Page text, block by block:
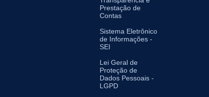
Prestação de
Contas
Sistema Eletrônico
de Informações -
SEI
Lei Geral de
Proteção de
Dados Pessoais -
LGPD